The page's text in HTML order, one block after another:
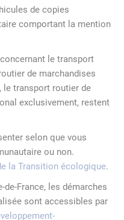
de copies
comportant la mention
le transport
de marchandises
le transport routier de
exclusivement, restent
selon que vous
ou non.
la Transition écologique.
France, les démarches
sont accessibles par